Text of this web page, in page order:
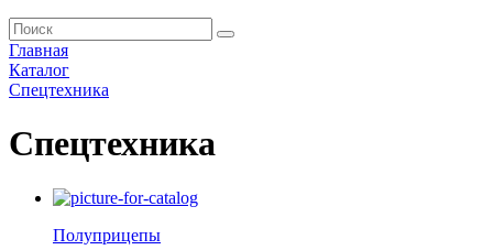
Главная
Каталог
Спецтехника
Спецтехника
Полуприцепы